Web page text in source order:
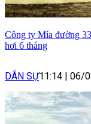
Công ty Mía đường
hơi 6 tháng
DÂN SỰ11:14 06/